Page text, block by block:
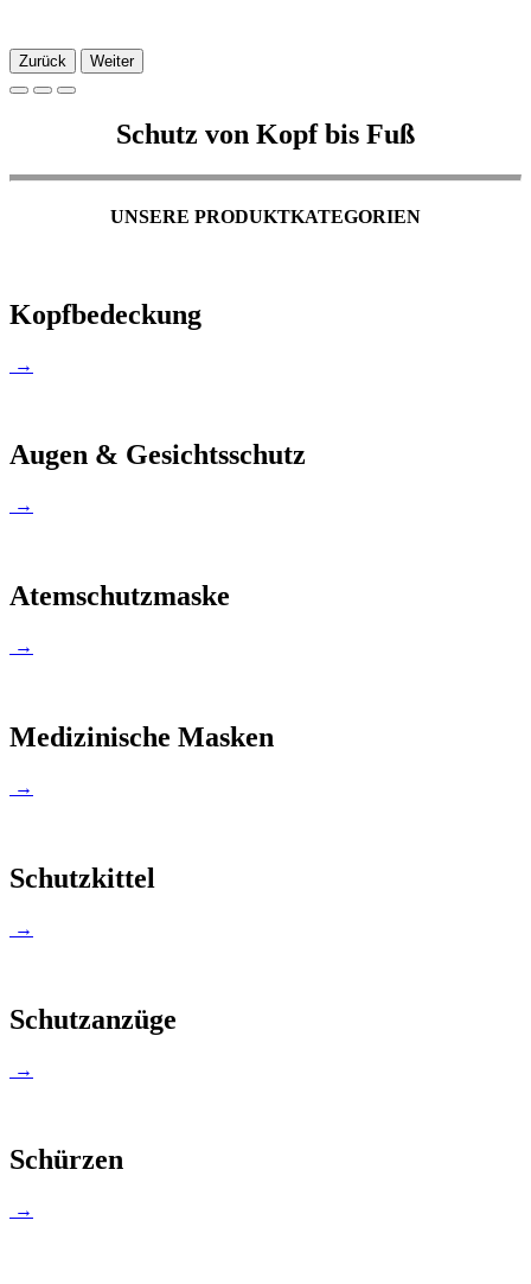
Zurück Weiter
Schutz von Kopf bis Fuß
UNSERE PRODUKTKATEGORIEN
Kopfbedeckung
→
Augen & Gesichtsschutz
→
Atemschutzmaske
→
Medizinische Masken
→
Schutzkittel
→
Schutzanzüge
→
Schürzen
→